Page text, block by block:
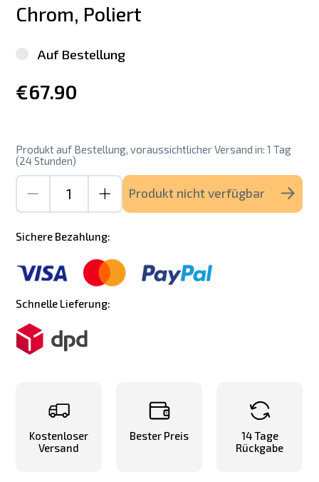
Chrom, Poliert
Auf Bestellung
€67.90
Produkt auf Bestellung, voraussichtlicher Versand in: 1 Tag
(24 Stunden)
Produkt nicht verfügbar
Sichere Bezahlung:
Schnelle Lieferung:
Kostenloser
Versand
Bester Preis
14 Tage
Rückgabe